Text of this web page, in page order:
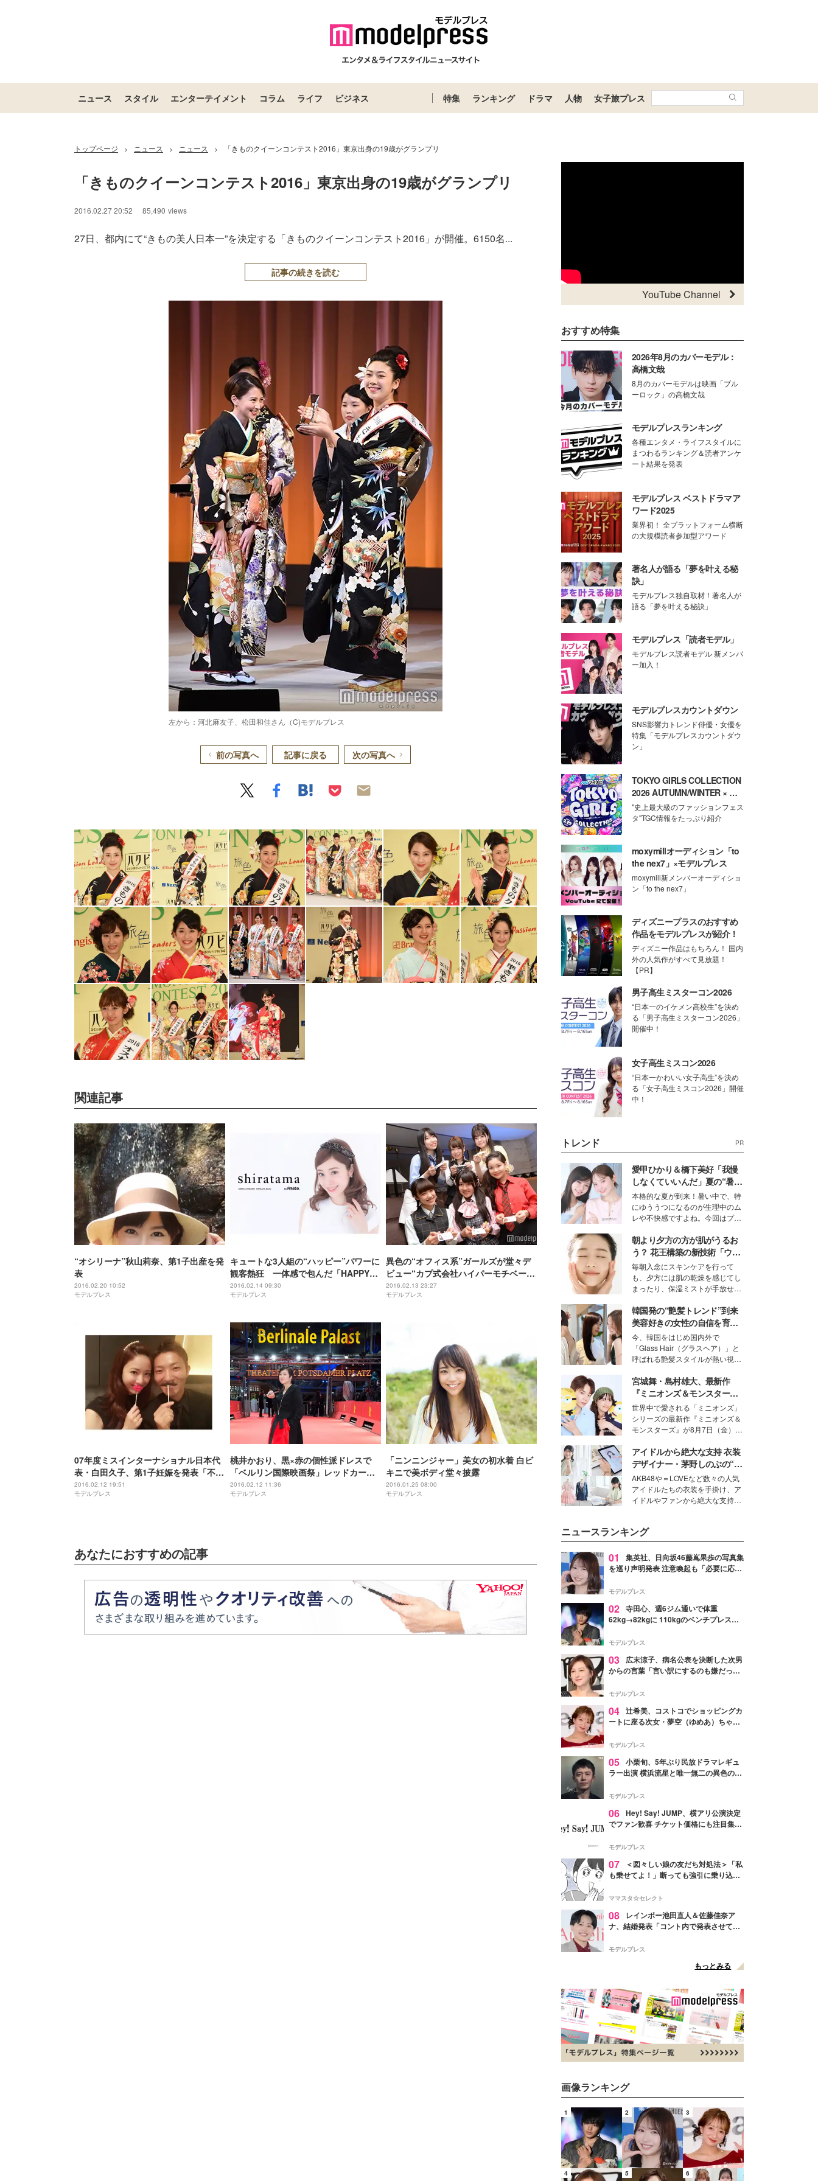
ニュース スタイル エンターテイメント コラム ライフ ビジネス 特集 ランキング ドラマ 人物 女子旅プレス
トップページ > ニュース > ニュース > 「きものクイーンコンテスト2016」東京出身の19歳がグランプリ
「きものクイーンコンテスト2016」東京出身の19歳がグランプリ
2016.02.27 20:52 85,490 views
27日、都内にて“きもの美人日本一”を決定する「きものクイーンコンテスト2016」が開催。6150名...
記事の続きを読む
左から：河北麻友子、松田和佳さん（C)モデルプレス
前の写真へ 記事に戻る 次の写真へ
関連記事
“オシリーナ”秋山莉奈、第1子出産を発
表
2016.02.20 10:52
モデルプレス
キュートな3人組の“ハッピー”パワーに
観客熱狂 一体感で包んだ「HAPPY
ANNIVERSARY」ライブ
2016.02.14 09:30
モデルプレス
異色の“オフィス系”ガールズが堂々デ
ビュー“カプ式会社ハイパーモチベーシ
ョン”初ライブで「他のアイドルに負け
ない！」
2016.02.13 23:27
モデルプレス
07年度ミスインターナショナル日本代
表・白田久子、第1子妊娠を発表「不安
も多いですが…」
2016.02.12 19:51
モデルプレス
桃井かおり、黒×赤の個性派ドレスで
「ベルリン国際映画祭」レッドカーペ
ットに登場
2016.02.12 11:36
モデルプレス
「ニンニンジャー」美女の初水着 白ビ
キニで美ボディ堂々披露
2016.01.25 08:00
モデルプレス
あなたにおすすめの記事
YouTube Channel
おすすめ特集
2026年8月のカバーモデル：
高橋文哉
8月のカバーモデルは映画「ブル
ーロック」の高橋文哉
モデルプレスランキング
各種エンタメ・ライフスタイルに
まつわるランキング＆読者アンケ
ート結果を発表
モデルプレス ベストドラマア
ワード2025
業界初！ 全プラットフォーム横断
の大規模読者参加型アワード
著名人が語る「夢を叶える秘
訣」
モデルプレス独自取材！著名人が
語る「夢を叶える秘訣」
モデルプレス「読者モデル」
モデルプレス読者モデル 新メンバ
ー加入！
モデルプレスカウントダウン
SNS影響力トレンド俳優・女優を
特集「モデルプレスカウントダウ
ン」
TOKYO GIRLS COLLECTION
2026 AUTUMN/WINTER × モ
デルプレス
"史上最大級のファッションフェス
タ"TGC情報をたっぷり紹介
moxymillオーディション「to
the nex7」×モデルプレス
moxymill新メンバーオーディショ
ン「to the nex7」
ディズニープラスのおすすめ
作品をモデルプレスが紹介！
ディズニー作品はもちろん！ 国内
外の人気作がすべて見放題！
【PR】
男子高生ミスターコン2026
“日本一のイケメン高校生”を決め
る「男子高生ミスターコン2026」
開催中！
女子高生ミスコン2026
“日本一かわいい女子高生”を決め
る「女子高生ミスコン2026」開催
中！
トレンド PR
愛甲ひかり＆橋下美好「我慢
しなくていいんだ」夏の“暑さ
対策”の新しい選択肢とは？
本格的な夏が到来！暑い中で、特
にゆううつになるのが生理中のム
レや不快感ですよね。今回はプラ
モデル・愛甲ひかりさんと橋下美
好さんを迎えて本音で女子会トー
ク。猛暑のお出かけを快適に過ご
すヒントや、2人が感動した夏の
生理の新常識にも迫りました。
朝より夕方の方が肌がうるお
う？ 花王構築の新技術「ウォ
ーターキャプチャリングスキ
ン（捕水肌）」がスキンケア
の常識を変える予感
毎朝入念にスキンケアを行って
も、夕方には肌の乾燥を感じてし
まったり、保湿ミストが手放せな
な美容の常識を大きく変える可能
性を秘めた、革新的な「Water
Capturing Skin（ウォーターキャ
プチャリングスキン：捕水肌）」
技術を、花王が構築した。
韓国発の“艶髪トレンド”到来
美容好きの女性の自信を育む
「ヘアケア事情」って？
今、韓国をはじめ国内外で
「Glass Hair（グラスヘア）」と
呼ばれる艶髪スタイルが熱い視線
ションの完成度を高めるベースと
して、“髪そのものの美しさ”に改
めて注目する人が増えている様
子。今回は、そんな憧れの艶やか
な髪を日常で叶える、美容好きの
女性たちのヘアケア事情を紹介し
ます。
宮城舞・島村雄大、最新作
『ミニオンズ＆モンスター
ズ』の魅力熱弁 ハチャメチャ
だけじゃない“友情と絆”に感
動
世界中で愛される「ミニオンズ」
シリーズの最新作『ミニオンズ＆
モンスターズ』が8月7日（金）に
ニオン好き”という共通点を持つモ
デルの宮城舞と島村雄大の特別対
談をお届け！それぞれの視点か
ら、今作ならではの魅力や予想外
の感動をもたらす奥深いストーリ
ーについて熱く語り合ってもらっ
アイドルから絶大な支持 衣装
デザイナー・茅野しのぶの“可
愛い”を作る美学＜「シチズン
クロスシー」インタビュー＞
AKB48や＝LOVEなど数々の人気
アイドルたちの衣装を手掛け、ア
イドルやファンから絶大な支持を
ター・茅野しのぶ。一人ひとりの
個性に寄り添い、魅力を引き出す
衣装作りは、多くの女性たちに勇
気と自信を与え続けている。
ニュースランキング
01
集英社、日向坂46藤嶌果歩の写真集
を巡り声明発表 注意喚起も「必要に応じ
モデルプレス
02 寺田心、週6ジム通いで体重
62kg→82kgに 110kgのベンチプレス持
「かっこいい」と反響
モデルプレス
03
広末涼子、病名公表を決断した次男
からの言葉「言い訳にするのも嫌だっ
モデルプレス
04 辻希美、コストコでショッピングカ
ートに座る次女・夢空（ゆめあ）ちゃん
ぎ」「成長を感じる」の声
モデルプレス
05 小栗旬、5年ぶり民放ドラマレギュ
ラー出演 横浜流星と唯一無二の異色のバ
モデルプレス
06 Hey! Say! JUMP、横アリ公演決定
でファン歓喜 チケット価格にも注目集ま
モデルプレス
07
＜図々しい娘の友だち対処法＞「私
も乗せてよ！」断っても強引に乗り込ん
ママスタ☆セレクト
08
レインボー池田直人＆佐藤佳奈ア
ナ、結婚発表「コント内で発表させてい
点変更のため
モデルプレス
もっとみる
画像ランキング
1 2 3
4 5 6